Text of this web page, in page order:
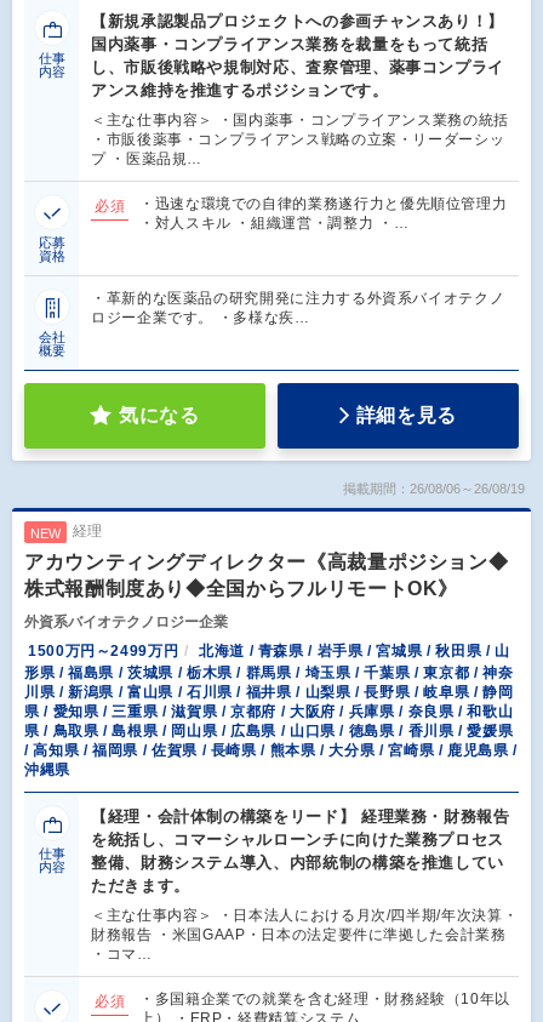
仕事
内容
【新規承認製品プロジェクトへの参画チャンスあり！】
国内薬事・コンプライアンス業務を裁量をもって統括
し、市販後戦略や規制対応、査察管理、薬事コンプライ
アンス維持を推進するポジションです。
＜主な仕事内容＞ ・国内薬事・コンプライアンス業務の統括
・市販後薬事・コンプライアンス戦略の立案・リーダーシッ
プ ・医薬品規…
応募
資格
必須
・迅速な環境での自律的業務遂行力と優先順位管理力
・対人スキル ・組織運営・調整力 ・…
会社
概要
・革新的な医薬品の研究開発に注力する外資系バイオテクノ
ロジー企業です。 ・多様な疾…
気になる 詳細を見る
掲載期間：26/08/06～26/08/19
NEW 経理
アカウンティングディレクター《高裁量ポジション◆
株式報酬制度あり◆全国からフルリモートOK》
外資系バイオテクノロジー企業
1500万円～2499万円
北海道 / 青森県 / 岩手県 / 宮城県 / 秋田県 / 山
形県 / 福島県 / 茨城県 / 栃木県 / 群馬県 / 埼玉県 / 千葉県 / 東京都 / 神奈
川県 / 新潟県 / 富山県 / 石川県 / 福井県 / 山梨県 / 長野県 / 岐阜県 / 静岡
県 / 愛知県 / 三重県 / 滋賀県 / 京都府 / 大阪府 / 兵庫県 / 奈良県 / 和歌山
県 / 鳥取県 / 島根県 / 岡山県 / 広島県 / 山口県 / 徳島県 / 香川県 / 愛媛県
/ 高知県 / 福岡県 / 佐賀県 / 長崎県 / 熊本県 / 大分県 / 宮崎県 / 鹿児島県 /
沖縄県
仕事
内容
【経理・会計体制の構築をリード】 経理業務・財務報告
を統括し、コマーシャルローンチに向けた業務プロセス
整備、財務システム導入、内部統制の構築を推進してい
ただきます。
＜主な仕事内容＞ ・日本法人における月次/四半期/年次決算・
財務報告 ・米国GAAP・日本の法定要件に準拠した会計業務
・コマ…
必須
・多国籍企業での就業を含む経理・財務経験（10年以
上） ・ERP・経費精算システム…